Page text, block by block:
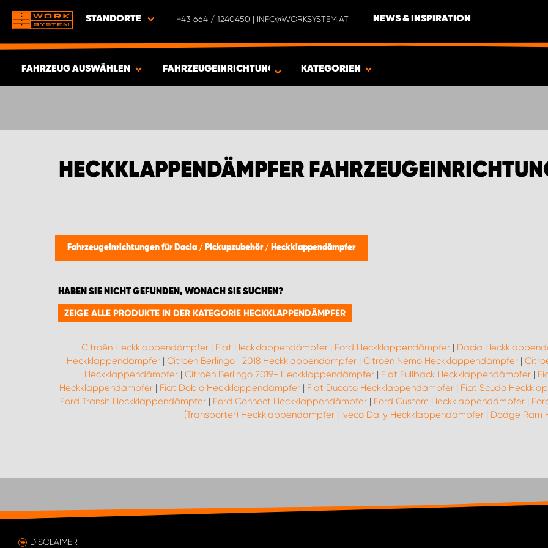
STANDORTE +43 664 / 1240450 | INFO@WORKSYSTEM.AT NEWS & INSPIRATION
FAHRZEUG AUSWÄHLEN FAHRZEUGEINRICHTUNGEN FÜR DACIA
KATEGORIEN
HECKKLAPPENDÄMPFER
Fahrzeugeinrichtungen für Dacia / Pickupzubehör / Heckklappendämpfer
HABEN SIE NICHT GEFUNDEN, WONACH SIE SUCHEN?
ZEIGE ALLE PRODUKTE IN DER KATEGORIE HECKKLAPPENDÄMPFER
Citroën Heckklappendämpfer | Fiat Heckklappendämpfer | Ford Heckklappendämpfer | Dacia
Heckklappendämpfer| Citroën Berlingo -2018 Heckklappendämpfer| Citroën Nemo Heckklappendämpfer|
Heckklappendämpfer | Citroën Berlingo 2019- Heckklappendämpfer | Fiat Fullback Heckklappendämpfer |
Heckklappendämpfer | Fiat Doblo Heckklappendämpfer | Fiat Ducato Heckklappendämpfer | Fiat Scudo
Ford Transit Heckklappendämpfer | Ford Connect Heckklappendämpfer | Ford Custom Heckklappendämpfer |
(Transporter) Heckklappendämpfer| Iveco Daily Heckklappendämpfer| Dodge Ram
DISCLAIMER